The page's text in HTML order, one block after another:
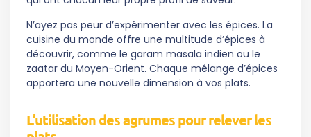
N’ayez pas peur d’expérimenter avec les épices. La
cuisine du monde offre une multitude d’épices à
découvrir, comme le garam masala indien ou le
zaatar du Moyen-Orient. Chaque mélange d’épices
apportera une nouvelle dimension à vos plats.
L’utilisation des agrumes pour relever les